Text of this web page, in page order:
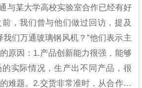
与某大学高校实验室合作已经有好
，我们曾与他们做过回访，提及
我们万通玻璃钢风机？”他们表示主
原因：1.产品创新能力很强，能够
实际情况，生产出不同产品，很
难题。2.交货非常准时，从合作开